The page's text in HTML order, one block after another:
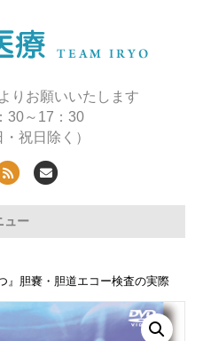
りお願いいたします
30～17：30
・祝日除く）
Rss Email
ュー
』胆嚢・胆道エコー検査の実際